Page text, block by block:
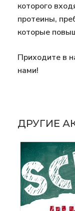
которого
протеины,
которые
Приходите в
нами!
ДРУГИЕ